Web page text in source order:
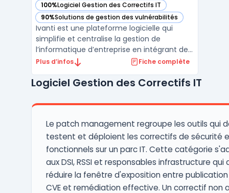
100%Logiciel Gestion des Correctifs IT
— voir Ivanti dans cette catégorie
90%Solutions de gestion des vulnérabilités
— voir Ivanti dans cette catégorie
Ivanti est une plateforme logicielle qui
simplifie et centralise la gestion de
l’informatique d’entreprise en intégrant des
outils pour la gestion des terminaux, la
gestion des services IT. Conçue pour
modernes, Ivanti a ...
Plus d’infos Fiche complète
Logiciel Gestion des Correctifs IT
Le patch management regroupe les outils qui
testent et déploient les correctifs de sécurité
fonctionnels sur un parc IT. Cette catégorie
aux DSI, RSSI et responsables infrastructure qui
réduire la fenêtre d'exposition entre
CVE et remédiation effective. Un correctif non